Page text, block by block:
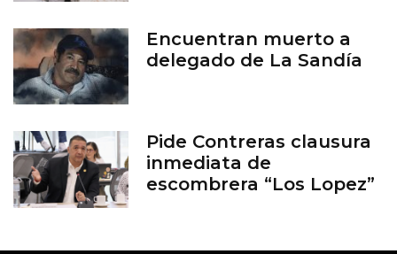
Encuentran muerto a
delegado de La Sandía
Pide Contreras clausura
inmediata de
escombrera “Los Lopez”